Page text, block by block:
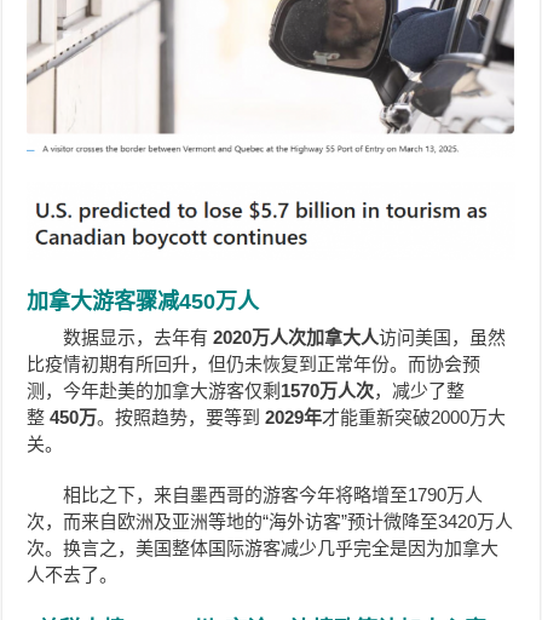
加拿大游客骤减450万人
数据显示，去年有2020万人次加拿大人访问美国，虽然
比疫情初期有所回升，但仍未恢复到正常年份。而协会预
测，今年赴美的加拿大游客仅剩 1570万人次，减少了整
整450万。按照趋势，要等到2029年才能重新突破2000万大
关。
相比之下，来自墨西哥的游客今年将略增至1790万人
次，而来自欧洲及亚洲等地的“海外访客”预计微降至3420万人
次。换言之，美国整体国际游客减少几乎完全是因为加拿大
人不去了。